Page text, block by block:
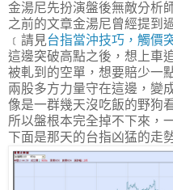
金湯尼先扮演盤後無敵分析
之前的文章金湯尼曾經提到
﹝請見台指當沖技巧，觸價
這邊突破高點之後，想上車
被軋到的空單，想要賠少一
兩股多方力量守在這邊，變
像是一群幾天沒吃飯的野狗
所以盤根本完全掉不下來，
下面是那天的台指凶猛的走